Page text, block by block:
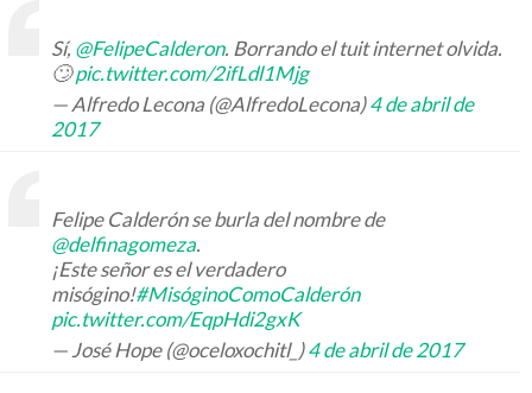
Sí, @FelipeCalderon. Borrando el tuit internet olvida.
🙄pic.twitter.com/2ifLdl1Mjg
— Alfredo Lecona (@AlfredoLecona)4 de abril de
2017
Felipe Calderón se burla del nombre de
@delfinagomeza.
¡Este señor es el verdadero
misógino!#MisóginoComoCalderón
pic.twitter.com/EqpHdi2gxK
— José Hope (@oceloxochitl_)4 de abril de 2017